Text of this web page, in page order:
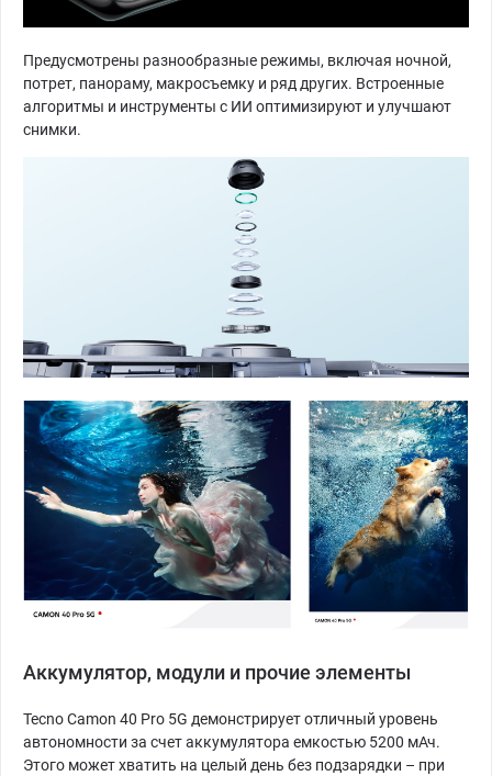
Предусмотрены разнообразные режимы, включая ночной,
потрет, панораму, макросъемку и ряд других. Встроенные
алгоритмы и инструменты с ИИ оптимизируют и улучшают
снимки.
Аккумулятор, модули и прочие элементы
Tecno Camon 40 Pro 5G демонстрирует отличный уровень
автономности за счет аккумулятора емкостью 5200 мАч.
Этого может хватить на целый день без подзарядки – при